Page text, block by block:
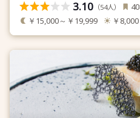
3.10 （54人）
￥15,000～￥19,999 ￥